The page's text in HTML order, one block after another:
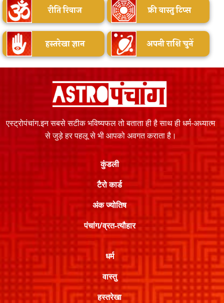
रीति रिवाज फ्री वास्तु टिप्स
हस्तरेखा ज्ञान अपनी राशि चुनें
एस्ट्रोपंचांग.इन सबसे सटीक भविष्यफल तो बताता ही है साथ ही धर्म-अध्यात्म
से जुड़े हर पहलू से भी आपको अवगत कराता है।
कुंडली
टैरो कार्ड
अंक ज्योतिष
पंचांग/व्रत-त्यौहार
धर्म
वास्तु
हस्तरेखा